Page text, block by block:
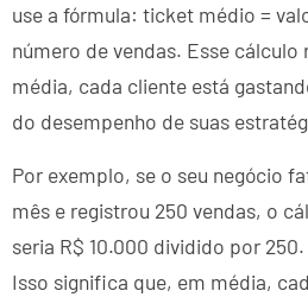
use a fórmula: ticket médio =
número de vendas. Esse cálculo
média, cada cliente está
do desempenho de suas
Por exemplo, se o seu negócio
mês e registrou 250 vendas, o
seria R$ 10.000 dividido por
Isso significa que, em média,